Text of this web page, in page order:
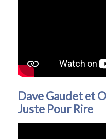
Dave Gaudet et
Juste Pour Rire